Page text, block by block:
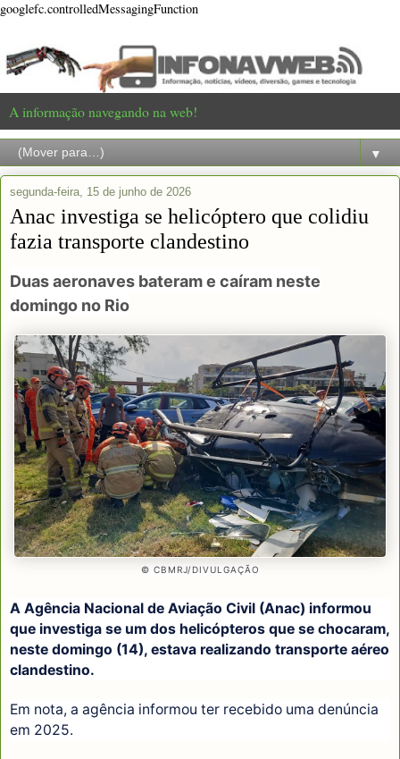
googlefc.controlledMessagingFunction
A informação navegando na web!
▼
segunda-feira, 15 de junho de 2026
Anac investiga se helicóptero que colidiu
fazia transporte clandestino
Duas aeronaves bateram e caíram neste
domingo no Rio
© CBMRJ/DIVULGAÇÃO
A Agência Nacional de Aviação Civil (Anac) informou
que investiga se um dos helicópteros que se chocaram,
neste domingo (14), estava realizando transporte aéreo
clandestino.
Em nota, a agência informou ter recebido uma denúncia
em 2025.